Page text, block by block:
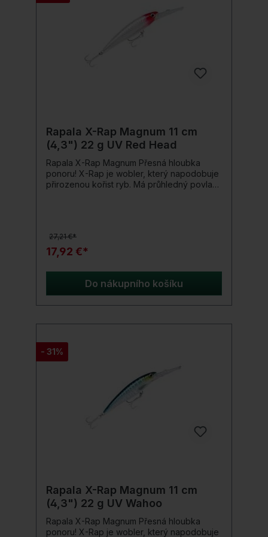
hloubková potápěčská lopata trojité
Rapala X-Rap Magnum 11 cm
(4,3") 22 g UV Red Head
Rapala X-Rap Magnum Přesná hloubka
ponoru! X-Rap je wobler, který napodobuje
přirozenou kořist ryb. Má průhledný povlak,
to znamená, že wobler dosáhne a udrží
přesně předem stanovenou hloubku ponoru
3 m bez potápěčské pomůcky. Tato
přesnost vám umožňuje přesně naplánovat
lov a určit, kam se bude vaše návnada
pohybovat. Ideální využití je trolling, na moři
v rybářské lodi. Rychlost lodi vám umožní
Tento příval rychlosti oslovuje i velké
produktu: Barva: Hed Head UV (RHU)
Háček: 2 x 4X trojháček Perma Steel od
27,21 €*
17,92 €*
Do nákupního košíku
- 31%
Rapala X-Rap Magnum 11 cm
(4,3") 22 g UV Wahoo
Rapala X-Rap Magnum Přesná hloubka
ponoru! X-Rap je wobler, který napodobuje